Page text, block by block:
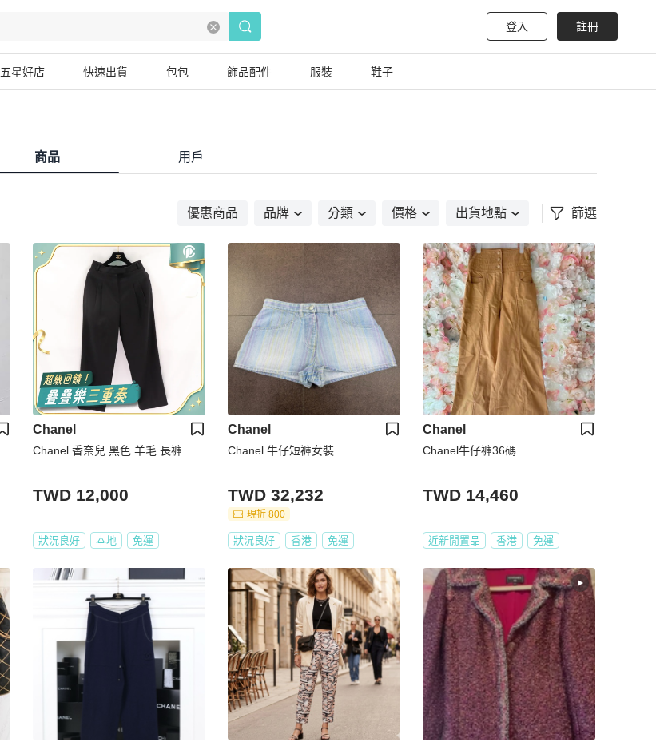
登入 註冊
五星好店 快速出貨 包包 飾品配件 服裝 鞋子
商品 用戶
優惠商品 品牌 分類 價格 出貨地點 篩選
Chanel
Chanel 香奈兒 黑色 羊毛 長褲
TWD 12,000
狀況良好 本地 免運
Chanel
Chanel 牛仔短褲女裝
TWD 32,232
現折 800
狀況良好 香港 免運
Chanel
Chanel牛仔褲36碼
TWD 14,460
近新閒置品 香港 免運